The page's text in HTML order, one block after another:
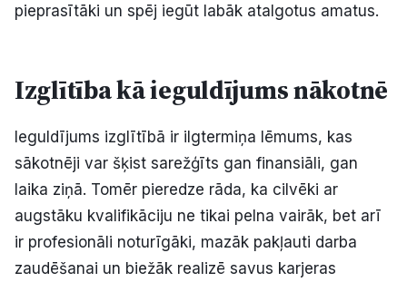
pieprasītāki un spēj iegūt labāk atalgotus amatus.
Izglītība kā ieguldījums nākotnē
Ieguldījums izglītībā ir ilgtermiņa lēmums, kas
sākotnēji var šķist sarežģīts gan finansiāli, gan
laika ziņā. Tomēr pieredze rāda, ka cilvēki ar
augstāku kvalifikāciju ne tikai pelna vairāk, bet arī
ir profesionāli noturīgāki, mazāk pakļauti darba
zaudēšanai un biežāk realizē savus karjeras